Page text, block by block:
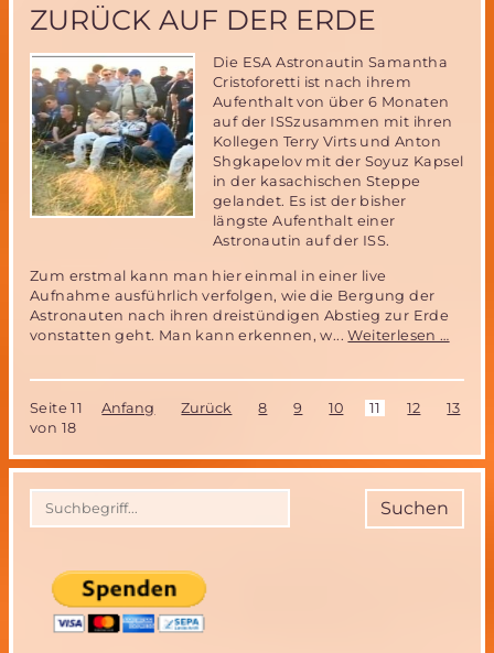
2
der
MSD
ZURÜCK AUF DER ERDE
Die ESA Astronautin Samantha
Cristoforetti ist nach ihrem
Aufenthalt von über 6 Monaten
auf der ISSzusammen mit ihren
Kollegen Terry Virts und Anton
Shgkapelov mit der Soyuz Kapsel
in der kasachischen Steppe
gelandet. Es ist der bisher
längste Aufenthalt einer
Astronautin auf der ISS.
Zum erstmal kann man hier einmal in einer live
Aufnahme ausführlich verfolgen, wie die Bergung der
Astronauten nach ihren dreistündigen Abstieg zur Erde
vonstatten geht. Man kann erkennen, w...Weiterlesen …
der
ISS
der
Seite 11
von 18
Anfang Zurück 8 9 10 11 12 13
Suchen